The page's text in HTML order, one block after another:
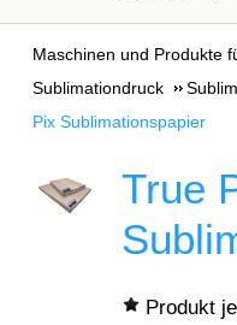
Maschinen und Produkte
Sublimationdruck
Pix Sublimationspapier
True
Produkt